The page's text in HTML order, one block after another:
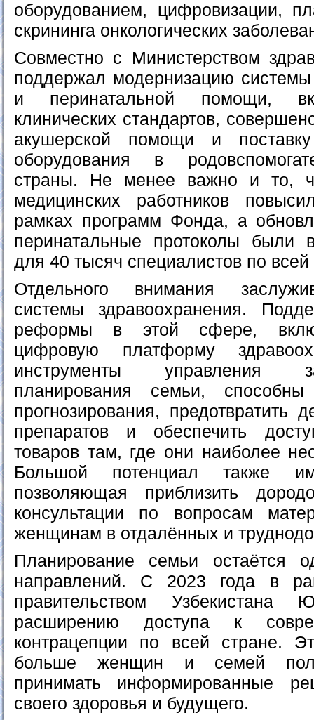
оборудованием, цифровизации,
скрининга онкологических
Совместно с Министерством
поддержал модернизацию
и перинатальной помощи,
клинических стандартов,
акушерской помощи и
оборудования в
страны. Не менее важно и то,
медицинских работников
рамках программ Фонда, а
перинатальные протоколы были
для 40 тысяч специалистов по всей
Отдельного внимания
системы здравоохранения.
реформы в этой сфере,
цифровую платформу
инструменты управления
планирования семьи, способны
прогнозирования, предотвратить
препаратов и обеспечить
товаров там, где они наиболее
Большой потенциал также
позволяющая приблизить
консультации по вопросам
женщинам в отдалённых и
Планирование семьи остаётся
направлений. С 2023 года в
правительством Узбекистана
расширению доступа к
контрацепции по всей стране.
больше женщин и семей
принимать информированные
своего здоровья и будущего.